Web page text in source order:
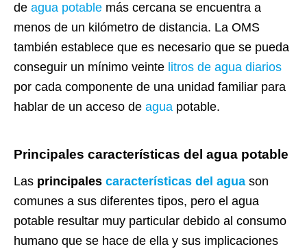
de agua potable más cercana se encuentra a
menos de un kilómetro de distancia. La OMS
también establece que es necesario que se pueda
conseguir un mínimo veinte litros de agua diarios
por cada componente de una unidad familiar para
hablar de un acceso de agua potable.
Principales características del agua potable
Las principales características del agua son
comunes a sus diferentes tipos, pero el agua
potable resultar muy particular debido al consumo
humano que se hace de ella y sus implicaciones